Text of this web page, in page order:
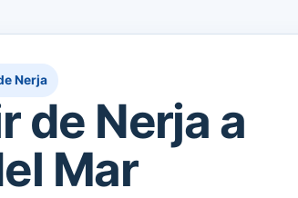
Nerja
de Nerja a
Mar